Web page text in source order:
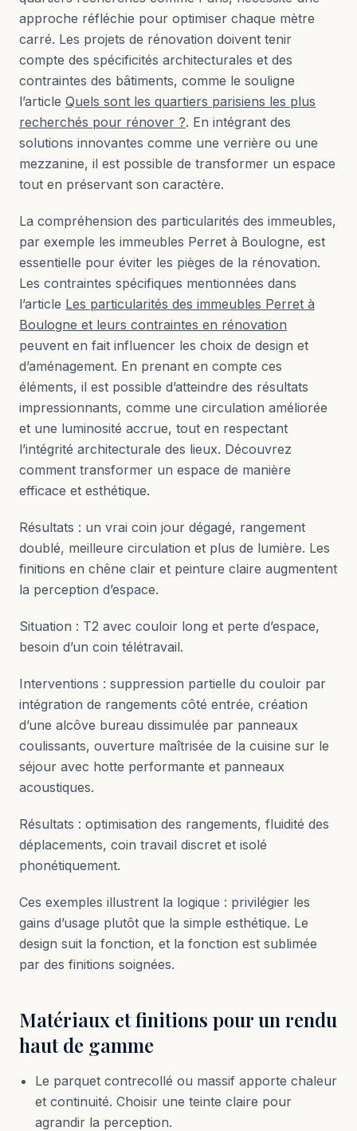
approche réfléchie pour optimiser chaque mètre
carré. Les projets de rénovation doivent tenir
compte des spécificités architecturales et des
contraintes des bâtiments, comme le souligne
l’article Quels sont les quartiers parisiens les plus
recherchés pour rénover ?. En intégrant des
solutions innovantes comme une verrière ou une
mezzanine, il est possible de transformer un espace
tout en préservant son caractère.
La compréhension des particularités des immeubles,
par exemple les immeubles Perret à Boulogne, est
essentielle pour éviter les pièges de la rénovation.
Les contraintes spécifiques mentionnées dans
l’article Les particularités des immeubles Perret à
Boulogne et leurs contraintes en rénovation
peuvent en fait influencer les choix de design et
d’aménagement. En prenant en compte ces
éléments, il est possible d’atteindre des résultats
impressionnants, comme une circulation améliorée
et une luminosité accrue, tout en respectant
l’intégrité architecturale des lieux. Découvrez
comment transformer un espace de manière
efficace et esthétique.
Résultats : un vrai coin jour dégagé, rangement
doublé, meilleure circulation et plus de lumière. Les
finitions en chêne clair et peinture claire augmentent
la perception d’espace.
Situation : T2 avec couloir long et perte d’espace,
besoin d’un coin télétravail.
Interventions : suppression partielle du couloir par
intégration de rangements côté entrée, création
d’une alcôve bureau dissimulée par panneaux
coulissants, ouverture maîtrisée de la cuisine sur le
séjour avec hotte performante et panneaux
acoustiques.
Résultats : optimisation des rangements, fluidité des
déplacements, coin travail discret et isolé
phonétiquement.
Ces exemples illustrent la logique : privilégier les
gains d’usage plutôt que la simple esthétique. Le
design suit la fonction, et la fonction est sublimée
par des finitions soignées.
Matériaux et finitions pour un rendu
haut de gamme
Le parquet contrecollé ou massif apporte chaleur
et continuité. Choisir une teinte claire pour
agrandir la perception.